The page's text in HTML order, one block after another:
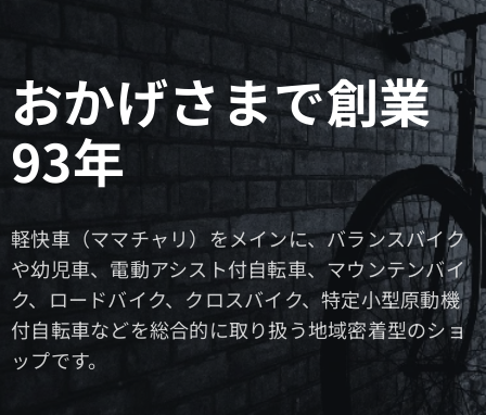
おかげさまで創業
93年
軽快車（ママチャリ）をメインに、バランスバイク
や幼児車、電動アシスト付自転車、マウンテンバイ
ク、ロードバイク、クロスバイク、特定小型原動機
付自転車などを総合的に取り扱う地域密着型のショ
ップです。